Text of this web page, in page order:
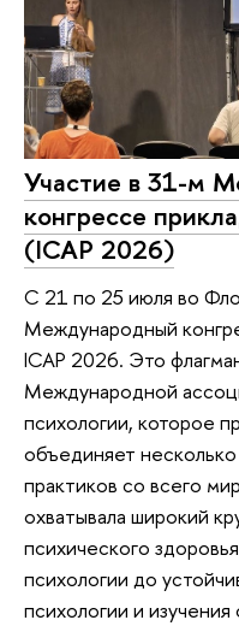
Участие в 31-м
конгрессе
(ICAP 2026)
С 21 по 25 июля во
Международный
ICAP 2026. Это
Международной
психологии, которое
объединяет
практиков со всего
охватывала широкий
психического
психологии до
психологии и